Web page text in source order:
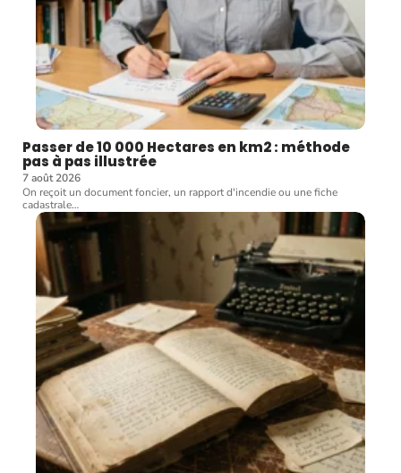
Passer de 10 000 Hectares en km2 : méthode
pas à pas illustrée
7 août 2026
On reçoit un document foncier, un rapport d'incendie ou une fiche
cadastrale…